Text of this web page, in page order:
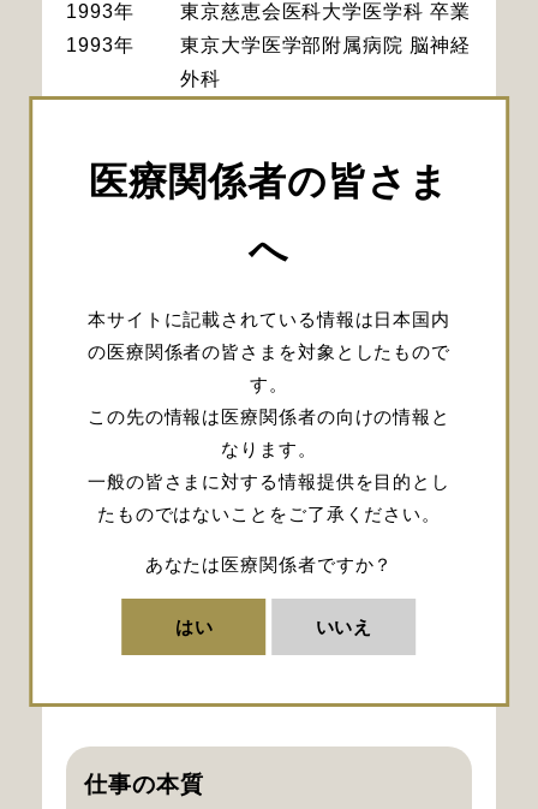
医療関係者の皆さま
へ
本サイトに記載されている情報は日本国内
の医療関係者の皆さまを対象としたもので
す。
この先の情報は医療関係者の向けの情報と
なります。
一般の皆さまに対する情報提供を目的とし
たものではないことをご了承ください。
あなたは医療関係者ですか？
はい いいえ
1993年
東京慈恵会医科大学医学科 卒業
1993年
東京大学医学部附属病院 脳神経
外科
1995年
亀田総合病院 脳神経外科
東京大学 脳神経外科
2003年
厚地脳神経外科病院 脳神経外科
2017年
東京慈恵会医科大学 葛飾医療セ
ンター 脳神経外科
2022年
あつち葛飾クリニック 脳神経外
下記リンクより、本サイトに
掲載されている厚地 正道先生
のコンテンツをご覧いただけ
仕事の本質